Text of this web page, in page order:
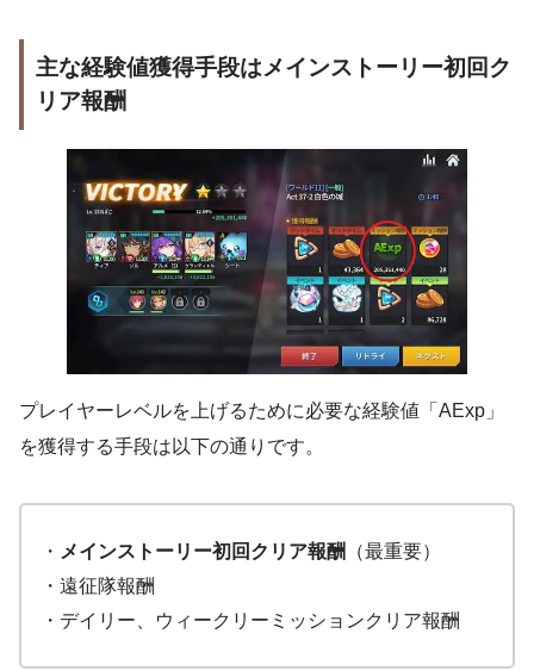
主な経験値獲得手段はメインストーリー初回ク
リア報酬
プレイヤーレベルを上げるために必要な経験値「AExp」
を獲得する手段は以下の通りです。
・ メインストーリー初回クリア報酬
（最重要）
・遠征隊報酬
・デイリー、ウィークリーミッションクリア報酬